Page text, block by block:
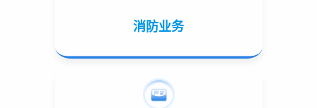
消防业务